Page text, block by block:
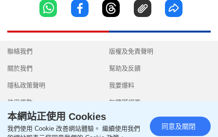
聯絡我們
關於我們
隱私政策聲明
使用條款
版權及免責聲明
幫助及反饋
我要爆料
無障礙網頁
本網站正使用 Cookies
我們使用 Cookie 改善網站體驗。 繼續使用我們
同意及關閉